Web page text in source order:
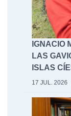
IGNACIO
LAS
ISLAS
17 JUL. 2026